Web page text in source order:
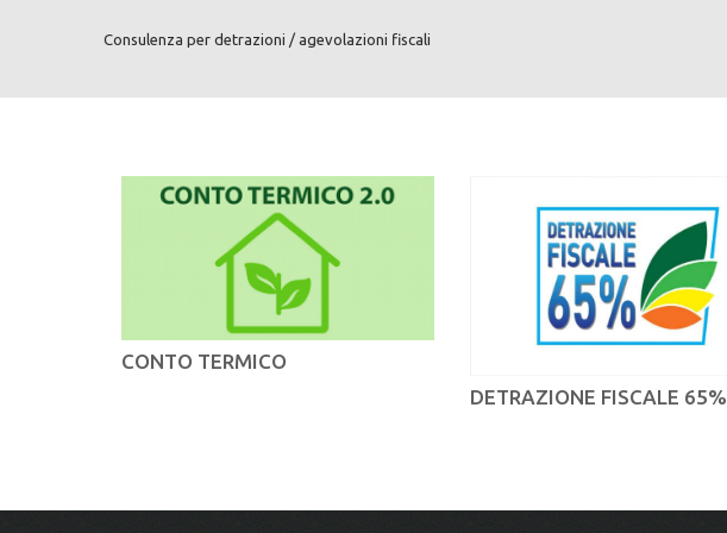
Consulenza per detrazioni / agevolazioni fiscali
CONTO TERMICO
DETRAZIONE FISCALE 65%